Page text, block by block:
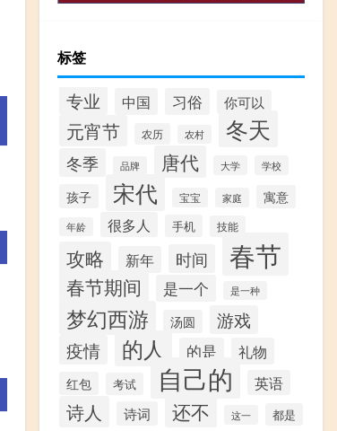
标签
专业 中国 习俗 你可以
元宵节 农历 农村 冬天
冬季 品牌 唐代 大学 学校
孩子 宋代 宝宝 家庭 寓意
年龄 很多人 手机 技能
攻略 新年 时间 春节
春节期间 是一个 是一种
梦幻西游 汤圆 游戏
疫情 的人 的是 礼物
红包 考试 自己的 英语
诗人 诗词 还不 这一 都是